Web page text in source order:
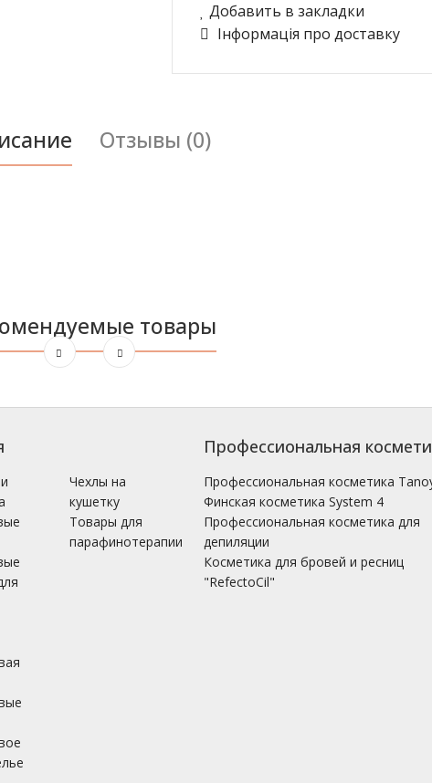
Добавить в закладки
Інформація про доставку
Отзывы (0)
товары
Чехлы на
кушетку
Товары для
парафинотерапии
Профессиональная
Профессиональная косметика
Финская косметика System 4
Профессиональная косметика для
депиляции
Косметика для бровей и ресниц
"RefectoCil"